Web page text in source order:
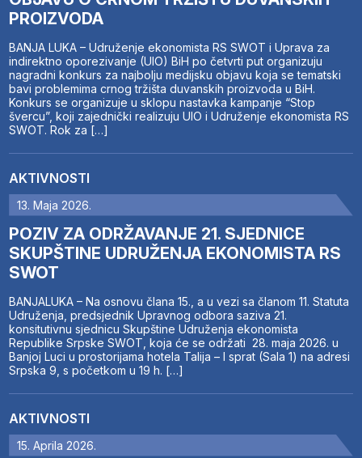
PROIZVODA
BANJA LUKA – Udruženje ekonomista RS SWOT i Uprava za
indirektno oporezivanje (UIO) BiH po četvrti put organizuju
nagradni konkurs za najbolju medijsku objavu koja se tematski
bavi problemima crnog tržišta duvanskih proizvoda u BiH.
Konkurs se organizuje u sklopu nastavka kampanje “Stop
švercu”, koji zajednički realizuju UIO i Udruženje ekonomista RS
SWOT. Rok za […]
AKTIVNOSTI
13. Maja 2026.
POZIV ZA ODRŽAVANJE 21. SJEDNICE
SKUPŠTINE UDRUŽENJA EKONOMISTA RS
SWOT
BANJALUKA – Na osnovu člana 15., a u vezi sa članom 11. Statuta
Udruženja, predsjednik Upravnog odbora saziva 21.
konsitutivnu sjednicu Skupštine Udruženja ekonomista
Republike Srpske SWOT, koja će se održati 28. maja 2026. u
Banjoj Luci u prostorijama hotela Talija – I sprat (Sala 1) na adresi
Srpska 9, s početkom u 19 h. […]
AKTIVNOSTI
15. Aprila 2026.